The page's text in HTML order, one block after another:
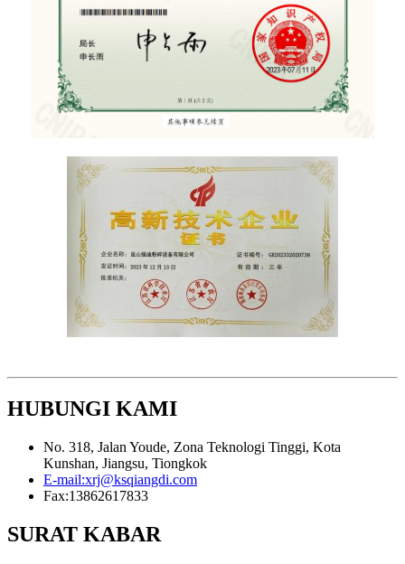
HUBUNGI KAMI
No. 318, Jalan Youde, Zona Teknologi Tinggi, Kota
Kunshan, Jiangsu, Tiongkok
E-mail:xrj@ksqiangdi.com
Fax:13862617833
SURAT KABAR